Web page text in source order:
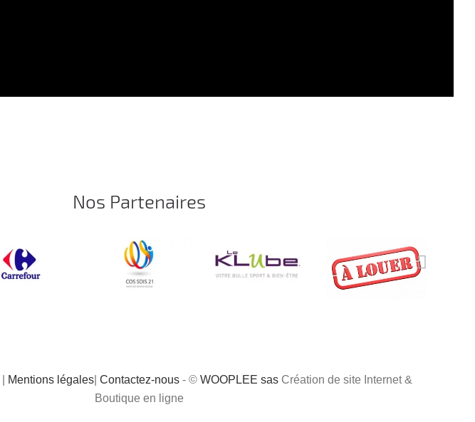
Nos Partenaires
| Mentions légales| Contactez-nous - © WOOPLEE sas Création de site Internet &
Boutique en ligne